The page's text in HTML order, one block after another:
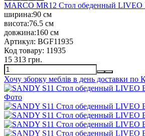
MARCO MR12 Стол обеденный LIVEO
ширина:90 см
висота:76.5 см
довжина:160 см
Артикул: BGF11935
Код товару: 11935
15 313 грн.
Хочу зборку меблів в день доставки по